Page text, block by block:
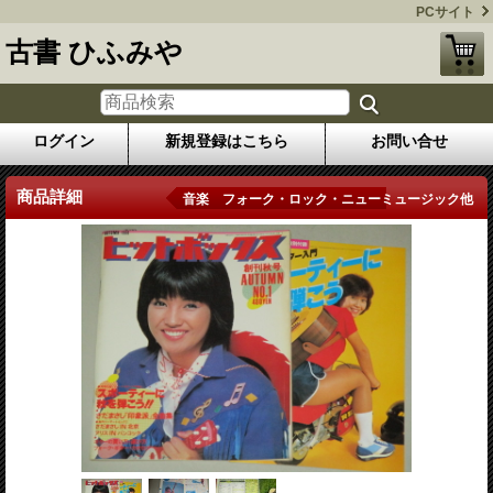
PCサイト
古書 ひふみや
ログイン 新規登録はこちら お問い合せ
商品詳細 音楽 フォーク・ロック・ニューミュージック他